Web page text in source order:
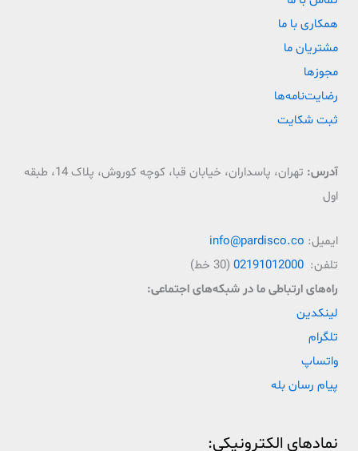
همکاری با ما
مشتریان ما
مجوزها
رضایت‌نامه‌ها
ثبت شکایت
آدرس:
تهران، پاسداران، خیابان قبا، کوچه کوروش، پلاک 14، طبقه
اول
ایمیل: info@pardisco.co
تلفن: 02191012000 (30 خط)
راه‌‌های ارتباطی ما در شبکه‌های اجتماعی:
لینکدین
تلگرام
واتساپ
پیام رسان بله
نمادهای الکترونیکی: